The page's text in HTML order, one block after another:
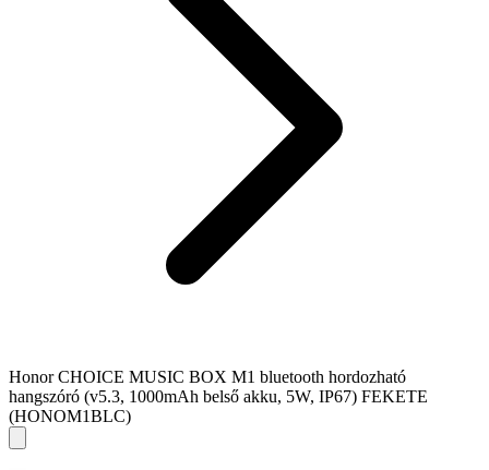
Honor CHOICE MUSIC BOX M1 bluetooth hordozható
hangszóró (v5.3, 1000mAh belső akku, 5W, IP67) FEKETE
(HONOM1BLC)